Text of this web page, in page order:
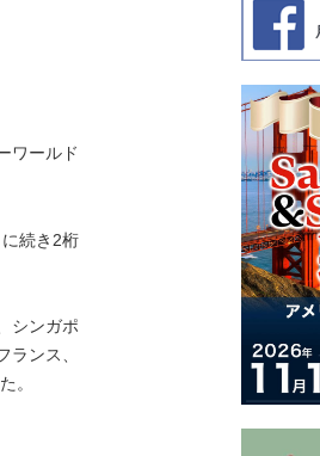
ワールド
続き 2桁
シンガポ
ンス、
。